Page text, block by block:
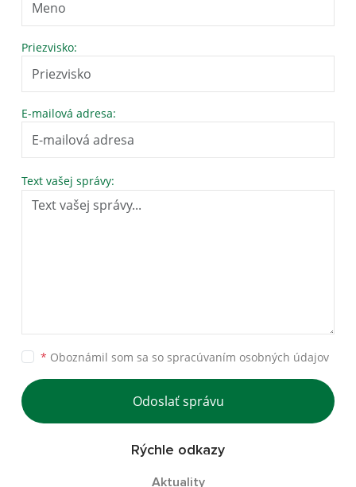
Priezvisko:
E-mailová adresa:
Text vašej správy:
* Oboznámil som sa so spracúvaním osobných údajov
Odoslať správu
Rýchle odkazy
Aktuality